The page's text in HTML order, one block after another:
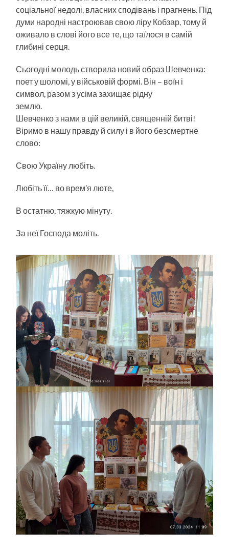
соціальної недолі, власних сподівань і прагнень. Під
думи народні настроював свою ліру Кобзар, тому й
оживало в слові його все те, що таїлося в самій
глибині серця.
Сьогодні молодь створила новий образ Шевченка:
поет у шоломі, у військовій формі. Він – воїн і
символ, разом з усіма захищає рідну
землю.
Шевченко з нами в цій великій, священній битві!
Віримо в нашу правду й силу і в його безсмертне
слово:
Свою Україну любіть.
Любіть її… во врем’я люте,
В остатню, тяжкую мінуту.
За неї Господа моліть.